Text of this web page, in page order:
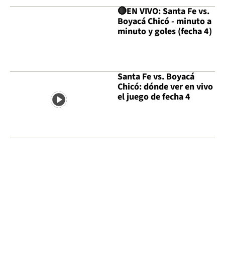
🔴EN VIVO: Santa Fe vs.
Boyacá Chicó - minuto a
minuto y goles (fecha 4)
Santa Fe vs. Boyacá
Chicó: dónde ver en vivo
el juego de fecha 4